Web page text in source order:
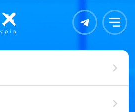
Контакты Меню